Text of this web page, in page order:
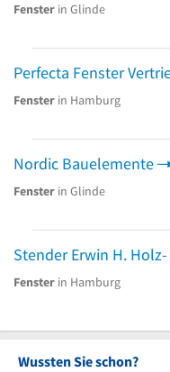
Fenster in Glinde
Perfecta Fenster
Fenster in Hamburg
Nordic Bauelemente
Fenster in Glinde
Fenster in Hamburg
Wussten Sie schon?